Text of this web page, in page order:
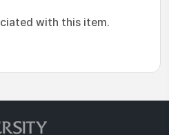
with this item.